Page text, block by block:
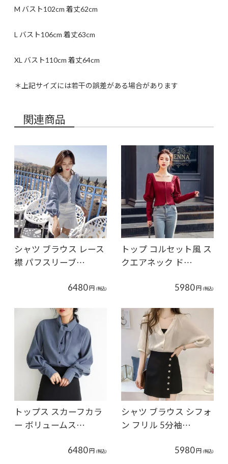
M バスト102cm 着丈62cm
L バスト106cm 着丈63cm
XL バスト110cm 着丈64cm
＊上記サイズには若干の誤差がある場合があります
関連商品
シャツ ブラウス レース
襟 パフスリーブ…
6480円 (税込)
トップ コルセット風 ス
クエアネック ド…
5980円 (税込)
トップス スカーフカラ
ー ボリュームス…
6480円 (税込)
シャツ ブラウス シフォ
ン フリル 5分袖…
5980円 (税込)